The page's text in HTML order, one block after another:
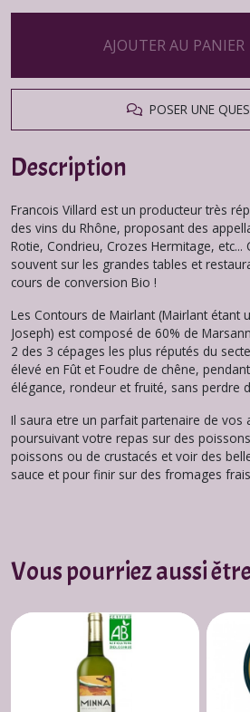
AJOUTER AU PANIER
POSER UNE
Description
Francois Villard est un producteur très
des vins du Rhône, proposant des
Rotie, Condrieu, Crozes Hermitage,
souvent sur les grandes tables et
cours de conversion Bio !
Les Contours de Mairlant (Mairlant étant
Joseph) est composé de 60% de
2 des 3 cépages les plus réputés du
élevé en Fût et Foudre de chêne,
élégance, rondeur et fruité, sans perdre
Il saura etre un parfait partenaire de vos
poursuivant votre repas sur des
poissons ou de crustacés et voir des
sauce et pour finir sur des fromages
Vous pourriez aussi